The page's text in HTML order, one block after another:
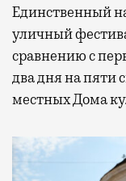
Единственный
уличный
сравнению с
два дня на пяти
местных Дома